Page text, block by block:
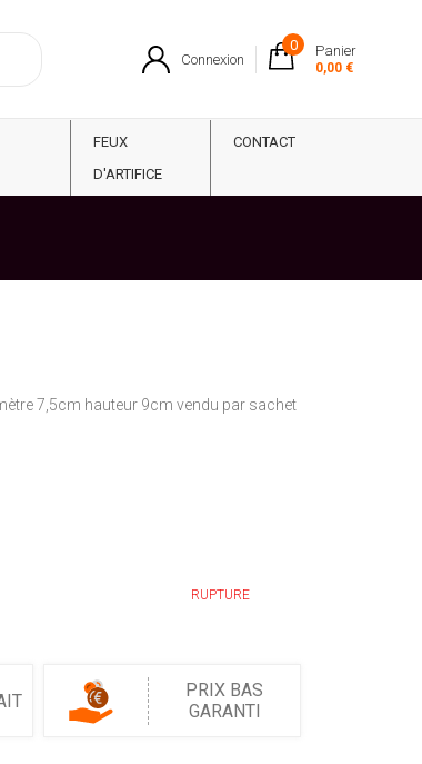
Connexion
0 Panier
0,00 €
FEUX
D'ARTIFICE
CONTACT
7,5cm hauteur 9cm vendu par sachet
RUPTURE
PRIX BAS
GARANTI